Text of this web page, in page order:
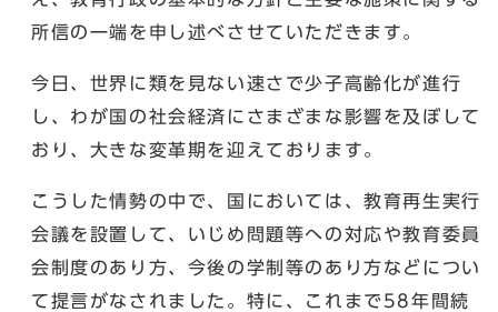
所信の一端を申し述べさせていただきます。
今日、世界に類を見ない速さで少子高齢化が進行
し、わが国の社会経済にさまざまな影響を及ぼして
おり、大きな変革期を迎えております。
こうした情勢の中で、国においては、教育再生実行
会議を設置して、いじめ問題等への対応や教育委員
会制度のあり方、今後の学制等のあり方などについ
て提言がなされました。特に、これまで58年間続